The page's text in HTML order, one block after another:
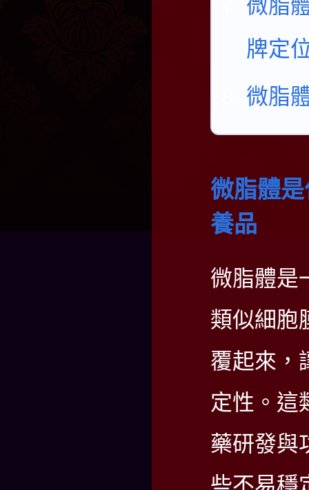
微脂
牌定
微脂
微脂體
養品
微脂體是
類似細胞
覆起來，
定性。這
藥研發與